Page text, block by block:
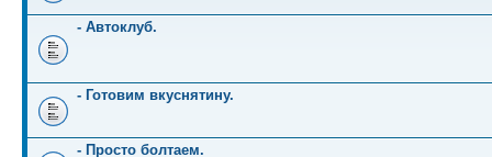
- Автоклуб.
- Готовим вкуснятину.
- Просто болтаем.